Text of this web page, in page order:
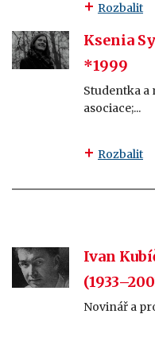
Rozbalit
Ksenia
*1999
Studentka a
asociace;...
Rozbalit
Ivan
Novinář a